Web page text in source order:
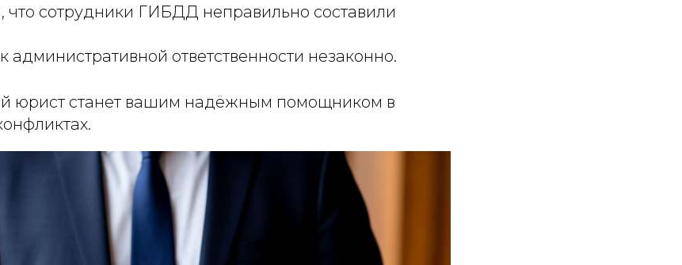
что сотрудники ГИБДД неправильно составили
административной ответственности незаконно.
юрист станет вашим надёжным помощником в